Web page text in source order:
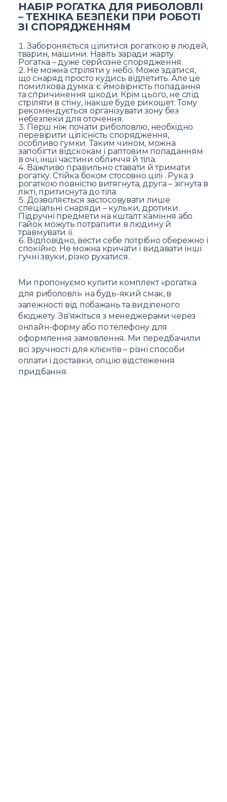
НАБІР РОГАТКА ДЛЯ РИБОЛОВЛІ
– ТЕХНІКА БЕЗПЕКИ ПРИ РОБОТІ
ЗІ СПОРЯДЖЕННЯМ
Забороняється цілитися рогаткою в людей,
тварин, машини. Навіть заради жарту.
Рогатка – дуже серйозне спорядження.
Не можна стріляти у небо. Може здатися,
що снаряд просто кудись відлетить. Але це
помилкова думка: є ймовірність попадання
та спричинення шкоди. Крім цього, не слід
стріляти в стіну, інакше буде рикошет. Тому
рекомендується організувати зону без
небезпеки для оточення.
Перш ніж почати риболовлю, необхідно
перевірити цілісність спорядження,
особливо гумки. Таким чином, можна
запобігти відскокам і раптовим попаданням
в очі, інші частини обличчя й тіла.
Важливо правильно ставати й тримати
рогатку. Стійка боком стосовно цілі . Рука з
рогаткою повністю витягнута, друга – зігнута в
лікті, притиснута до тіла.
Дозволяється застосовувати лише
спеціальні снаряди – кульки, дротики.
Підручні предмети на кшталт каміння або
гайок можуть потрапити в людину й
травмувати її.
Відповідно, вести себе потрібно обережно і
спокійно. Не можна кричати і видавати інші
гучні звуки, різко рухатися.
Ми пропонуємо купити комплект «рогатка
для риболовлі» на будь-який смак, в
залежності від побажань та виділеного
бюджету. Зв'яжіться з менеджерами через
онлайн-форму або по телефону для
оформлення замовлення. Ми передбачили
всі зручності для клієнтів – різні способи
оплати і доставки, опцію відстеження
придбання.